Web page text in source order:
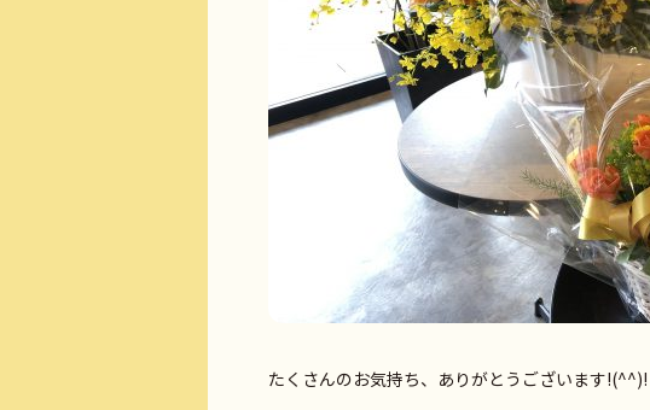
たくさんのお気持ち、ありがとうございます!(^^)!